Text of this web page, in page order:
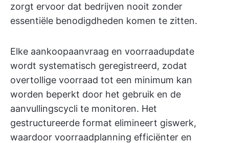
zorgt ervoor dat bedrijven nooit zonder
essentiële benodigdheden komen te zitten.
Elke aankoopaanvraag en voorraadupdate
wordt systematisch geregistreerd, zodat
overtollige voorraad tot een minimum kan
worden beperkt door het gebruik en de
aanvullingscycli te monitoren. Het
gestructureerde format elimineert giswerk,
waardoor voorraadplanning efficiënter en